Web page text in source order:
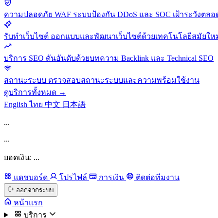
ความปลอดภัย WAF ระบบป้องกัน DDoS และ SOC เฝ้าระวังตลอ
รับทำเว็บไซต์ ออกแบบและพัฒนาเว็บไซต์ด้วยเทคโนโลยีสมัยให
บริการ SEO ดันอันดับด้วยบทความ Backlink และ Technical SEO
สถานะระบบ ตรวจสอบสถานะระบบและความพร้อมใช้งาน
ดูบริการทั้งหมด →
Englishไทย 中文 日本語
...
...
ยอดเงิน: ...
แดชบอร์ด โปรไฟล์ การเงิน ติดต่อทีมงาน
ออกจากระบบ
หน้าแรก
บริการ